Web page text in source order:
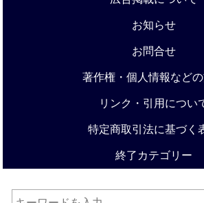
お知らせ
お問合せ
著作権・個人情報など
リンク・引用につい
特定商取引法に基づく
終了カテゴリー